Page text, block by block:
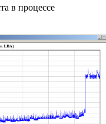
в процессе